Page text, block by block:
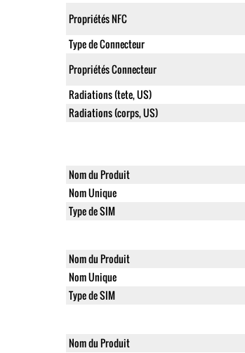
Propriétés NFC
Type de Connecteur
Propriétés Connecteur
Radiations (tete, US)
Radiations (corps, US)
Nom du Produit
Nom Unique
Type de SIM
Nom du Produit
Nom Unique
Type de SIM
Nom du Produit